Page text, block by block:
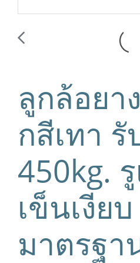
ลูกล้อยา
กสีเทา
450kg.
เข็นเงีย
มาตรฐา